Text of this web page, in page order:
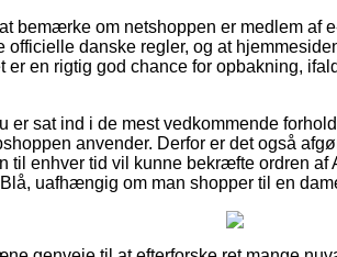
bemærke om netshoppen er medlem af
officielle danske regler, og at
er en rigtig god chance for opbakning,
er sat ind i de mest vedkommende
anvender. Derfor er det også
til enhver tid vil kunne bekræfte ordren af
uafhængig om man shopper til en